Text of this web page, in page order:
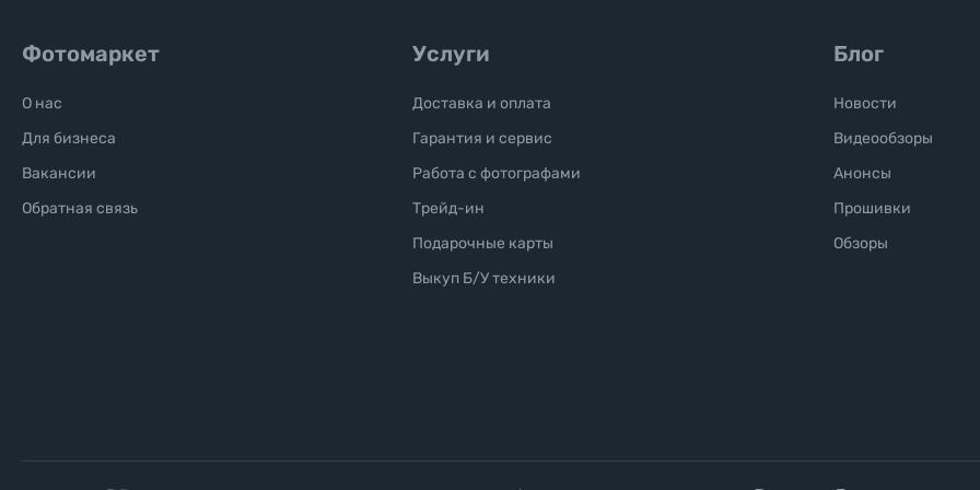
Фотомаркет
О нас
Для бизнеса
Вакансии
Обратная связь
Услуги
Доставка и оплата
Гарантия и сервис
Работа с фотографами
Трейд-ин
Подарочные карты
Выкуп Б/У техники
Блог
Новости
Видеообзоры
Анонсы
Прошивки
Обзоры